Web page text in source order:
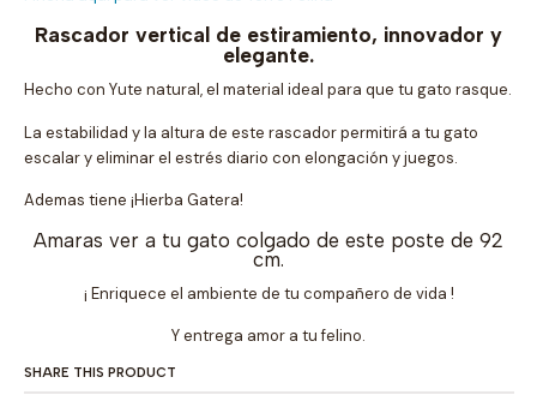
Rascador vertical de estiramiento, innovador y
elegante.
Hecho con Yute natural, el material ideal para que tu gato rasque.
La estabilidad y la altura de este rascador permitirá a tu gato
escalar y eliminar el estrés diario con elongación y juegos.
Ademas tiene ¡Hierba Gatera!
Amaras ver a tu gato colgado de este poste de 92
cm.
¡ Enriquece el ambiente de tu compañero de vida !
Y entrega amor a tu felino.
SHARE THIS PRODUCT